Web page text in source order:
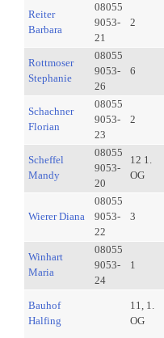
Reiter
Barbara
08055
9053-
21
2
Rottmoser
Stephanie
08055
9053-
26
6
Schachner
Florian
08055
9053-
23
2
Scheffel
Mandy
08055
9053-
20
12 1.
OG
Wierer Diana
08055
9053-
22
3
Winhart
Maria
08055
9053-
24
1
Bauhof
Halfing
11, 1.
OG